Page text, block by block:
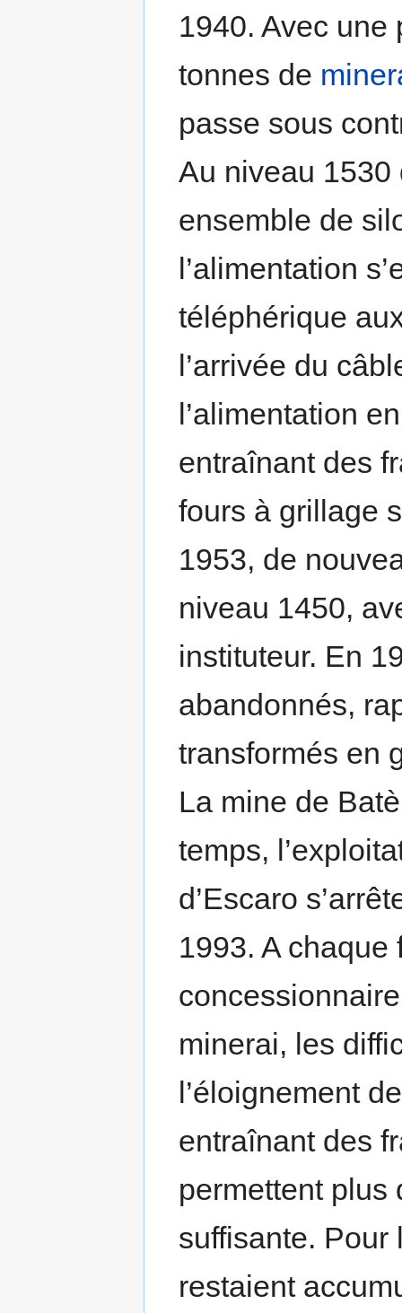
1940. Avec
tonnes de
passe sous
Au niveau 1530
ensemble de
l’alimentation
téléphérique
l’arrivée du
l’alimentation
entraînant des
fours à grillage
1953, de
niveau 1450,
instituteur. En
abandonnés,
transformés en
La mine de
temps,
d’Escaro
1993. A
minerai, les
l’éloignement
entraînant des
permettent plus
suffisante. Pour
restaient